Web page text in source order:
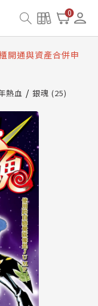
0
併與書櫃開通申請
題
開通與資產合併申
併與書櫃開通申請
熱血 銀魂 (25)